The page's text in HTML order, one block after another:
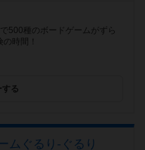
500種のボードゲームがずら
時間！
する
ムぐるり-ぐるり